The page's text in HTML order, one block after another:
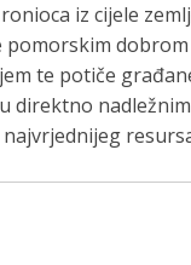
iz cijele
pomorskim
te potiče
direktno